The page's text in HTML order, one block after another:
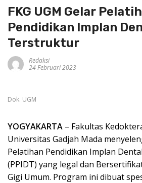
FKG UGM Gelar
Pendidikan Implan
Terstruktur
Redaksi
24 Februari 2023
Dok. UGM
YOGYAKARTA – Fakultas
Universitas Gadjah Mada
Pelatihan Pendidikan Implan
(PPIDT) yang legal dan
Gigi Umum. Program ini dibuat